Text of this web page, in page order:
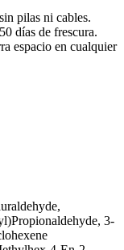
pilas ni cables.
días de frescura.
espacio en cualquier
3-